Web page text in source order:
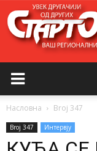
Насловна Broj 347
Broj 347 Интервју